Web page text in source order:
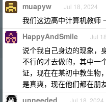
muapyw Jul 18, 2024
我们这边高中计算机教师
HappyAndSmile Jul
说个我自己身边的现象，
不行的才去做的，其中一
证，现在在某初中教生物
是真爽，现在他们都在朋
unneeded Jul 18, 2024